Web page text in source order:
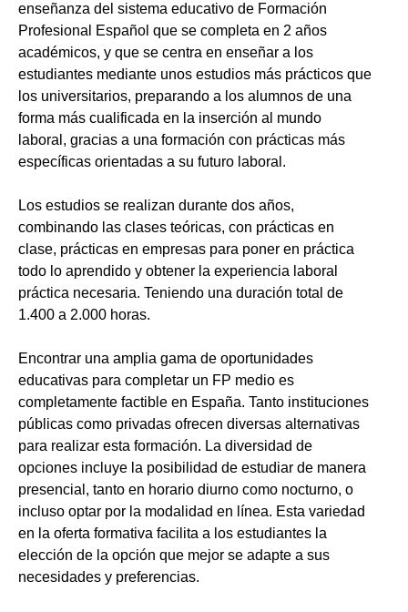
enseñanza del sistema educativo de Formación
Profesional Español que se completa en 2 años
académicos, y que se centra en enseñar a los
estudiantes mediante unos estudios más prácticos que
los universitarios, preparando a los alumnos de una
forma más cualificada en la inserción al mundo
laboral, gracias a una formación con prácticas más
específicas orientadas a su futuro laboral.
Los estudios se realizan durante dos años,
combinando las clases teóricas, con prácticas en
clase, prácticas en empresas para poner en práctica
todo lo aprendido y obtener la experiencia laboral
práctica necesaria. Teniendo una duración total de
1.400 a 2.000 horas.
Encontrar una amplia gama de oportunidades
educativas para completar un FP medio es
completamente factible en España. Tanto instituciones
públicas como privadas ofrecen diversas alternativas
para realizar esta formación. La diversidad de
opciones incluye la posibilidad de estudiar de manera
presencial, tanto en horario diurno como nocturno, o
incluso optar por la modalidad en línea. Esta variedad
en la oferta formativa facilita a los estudiantes la
elección de la opción que mejor se adapte a sus
necesidades y preferencias.